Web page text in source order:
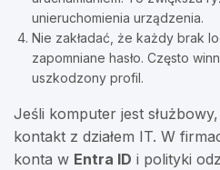
unieruchomienia urządzenia.
Nie zakładać, że każdy brak
zapomniane hasło. Często
uszkodzony profil.
Jeśli komputer jest
kontakt z działem IT. W
konta w Entra ID i polityki